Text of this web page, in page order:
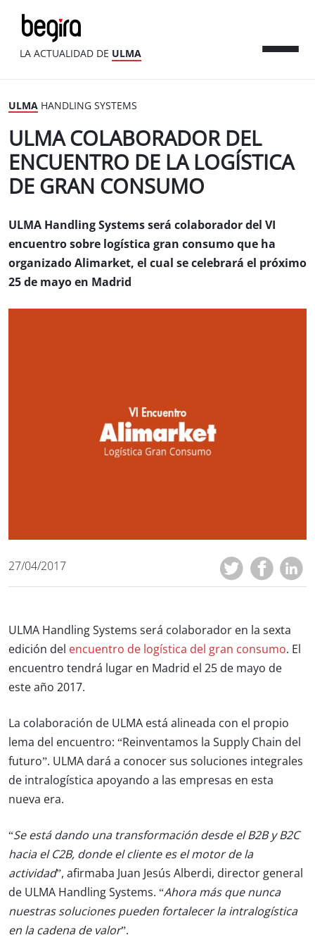
LA ACTUALIDAD DE ULMA
ULMA HANDLING SYSTEMS
ULMA COLABORADOR DEL
ENCUENTRO DE LA LOGÍSTICA
DE GRAN CONSUMO
ULMA Handling Systems será colaborador del VI
encuentro sobre logística gran consumo que ha
organizado Alimarket, el cual se celebrará el próximo
25 de mayo en Madrid
27/04/2017
ULMA Handling Systems será colaborador en la sexta
edición del encuentro de logística del gran consumo. El
encuentro tendrá lugar en Madrid el 25 de mayo de
este año 2017.
La colaboración de ULMA está alineada con el propio
lema del encuentro: “Reinventamos la Supply Chain del
futuro”. ULMA dará a conocer sus soluciones integrales
de intralogística apoyando a las empresas en esta
nueva era.
“Se está dando una transformación desde el B2B y B2C
hacia el C2B, donde el cliente es el motor de la
actividad”, afirmaba Juan Jesús Alberdi, director general
de ULMA Handling Systems. “Ahora más que nunca
nuestras soluciones pueden fortalecer la intralogística
en la cadena de valor”.